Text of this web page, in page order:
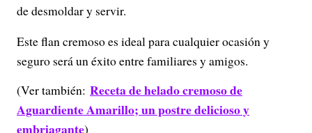
de desmoldar y servir.
Este flan cremoso es ideal para cualquier ocasión y
seguro será un éxito entre familiares y amigos.
(Ver también: Receta de helado cremoso de
Aguardiente Amarillo; un postre delicioso y
embriagante)